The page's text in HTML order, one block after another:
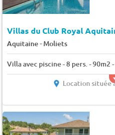
Villas du Club Royal
Aquitaine- Moliets
Villa avec piscine - 8 pers. - 90m2
Location située